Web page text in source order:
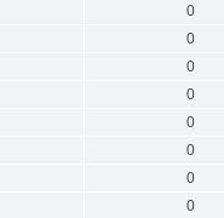
0
0
0
0
0
0
0
0